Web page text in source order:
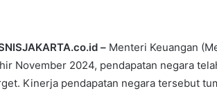
– Menteri Keuangan
November 2024, pendapatan negara
Kinerja pendapatan negara tersebut